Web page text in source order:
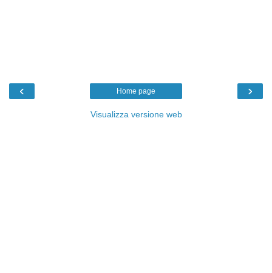
‹ ›
Home page
Visualizza versione web